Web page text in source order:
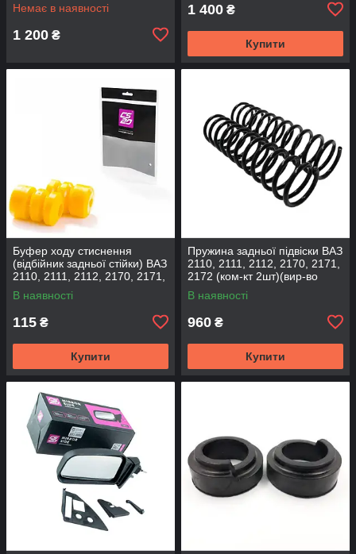
Немає в наявності
1 200 ₴
1 400 ₴
Купити
Буфер ходу стиснення
(відбійник задньої стійки) ВАЗ
2110, 2111, 2112, 2170, 2171,
2172 (2шт) (вир-во CS-20
В наявності
115 ₴
Купити
Пружина задньої підвіски ВАЗ
2110, 2111, 2112, 2170, 2171,
2172 (ком-кт 2шт)(вир-во
SKADI)
В наявності
960 ₴
Купити